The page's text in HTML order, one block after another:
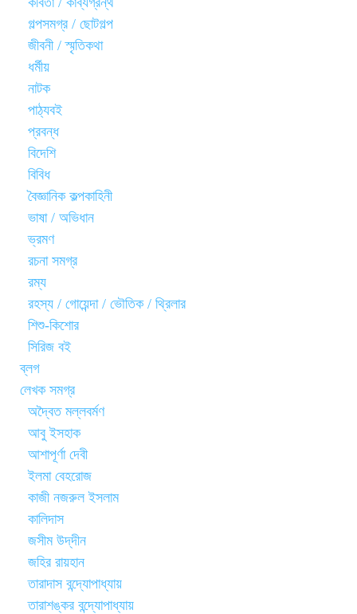
গল্পসমগ্র / ছোটগল্প
জীবনী / স্মৃতিকথা
ধর্মীয়
নাটক
পাঠ্যবই
প্রবন্ধ
বিদেশি
বিবিধ
বৈজ্ঞানিক কল্পকাহিনী
ভাষা / অভিধান
ভ্রমণ
রচনা সমগ্র
রম্য
রহস্য / গোয়েন্দা / ভৌতিক / থ্রিলার
শিশু-কিশোর
সিরিজ বই
ব্লগ
লেখক সমগ্র
অদ্বৈত মল্লবর্মণ
আবু ইসহাক
আশাপূর্ণা দেবী
ইলমা বেহরোজ
কাজী নজরুল ইসলাম
কালিদাস
জসীম উদ্‌দীন
জহির রায়হান
তারাদাস বন্দ্যোপাধ্যায়
তারাশঙ্কর বন্দ্যোপাধ্যায়